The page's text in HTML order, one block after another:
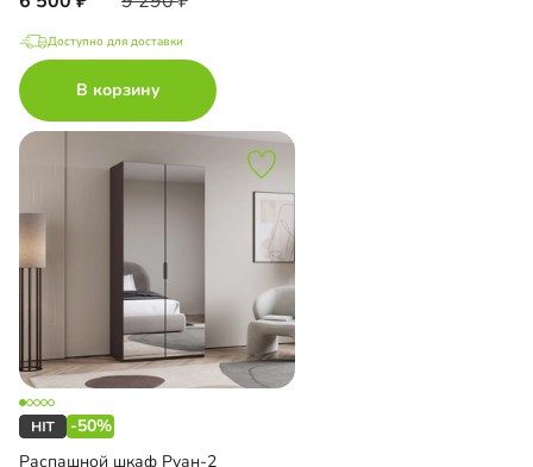
Доступно для доставки
В корзину
-50%
Распашной шкаф Руан-2